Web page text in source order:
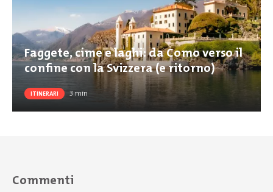
Faggete, cime e laghi: da Como verso il
confine con la Svizzera (e ritorno)
ITINERARI 3 min
Commenti